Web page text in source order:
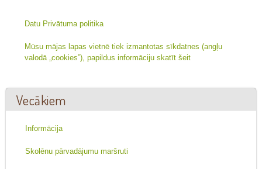
Datu Privātuma politika
Mūsu mājas lapas vietnē tiek izmantotas sīkdatnes (angļu
valodā „cookies”), papildus informāciju skatīt šeit
Vecākiem
Informācija
Skolēnu pārvadājumu maršruti